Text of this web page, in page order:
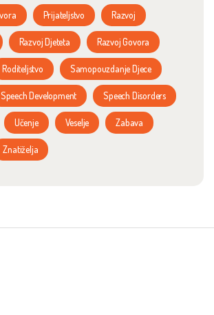
Prijateljstvo Razvoj
Razvoj Djeteta Razvoj Govora
Roditeljstvo Samopouzdanje Djece
Speech Development Speech Disorders
Učenje Veselje Zabava
Znatiželja